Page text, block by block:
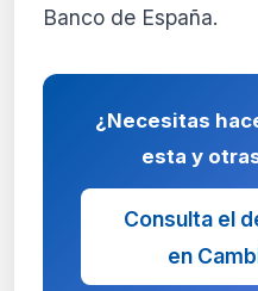
Banco de España.
¿Necesitas
esta y
Consulta el
en